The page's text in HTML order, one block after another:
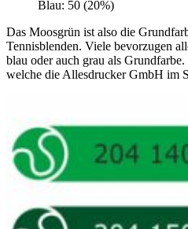
Blau: 50 (20%)
Das Moosgrün ist also die
Tennisblenden. Viele bevorzugen
blau oder auch grau als
welche die Allesdrucker GmbH im